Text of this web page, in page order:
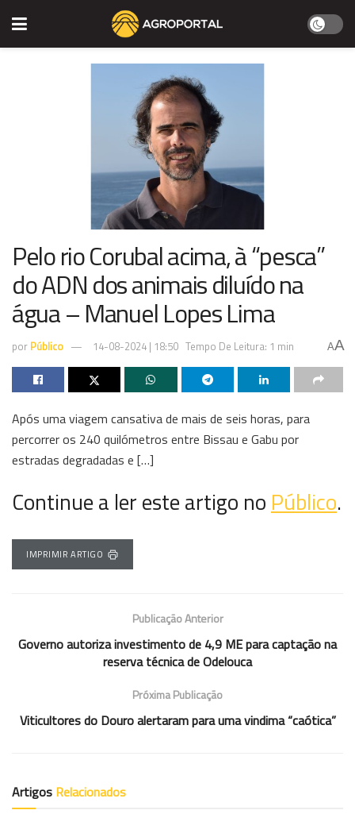
Pelo rio Corubal acima, à “pesca”
do ADN dos animais diluído na
água – Manuel Lopes Lima
por Público 14-08-2024 | 18:50 Tempo De Leitura: 1 min AA
Após uma viagem cansativa de mais de seis horas, para
percorrer os 240 quilómetros entre Bissau e Gabu por
estradas degradadas e […]
Continue a ler este artigo noPúblico.
IMPRIMIR ARTIGO
Publicação Anterior
Governo autoriza investimento de 4,9 ME para captação na
reserva técnica de Odelouca
Próxima Publicação
Viticultores do Douro alertaram para uma vindima “caótica”
Artigos Relacionados